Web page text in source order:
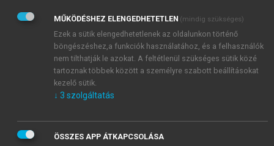
létre, melyek elfogadható felszereltségűek, azonban
e megfelelő képzettségű személyzet nagyrészt
hiányzik. Az civil ellátást egy gyakorlatilag polgári
egészségügy nélküli országban kell végezni.
MŰKÖDÉSHEZ ELENGEDHETETLEN (mindig szükséges)
Ezek a sütik elengedhetetlenek az oldalunkon történő
böngészéshez,a funkciók használatához, és a felhasználók
nem tilthatják le azokat. A feltétlenül szükséges sütik közé
tartoznak többek között a személyre szabott beállításokat
kezelő sütik.
↓ 3 szolgáltatás
ÖSSZES APP ÁTKAPCSOLÁSA